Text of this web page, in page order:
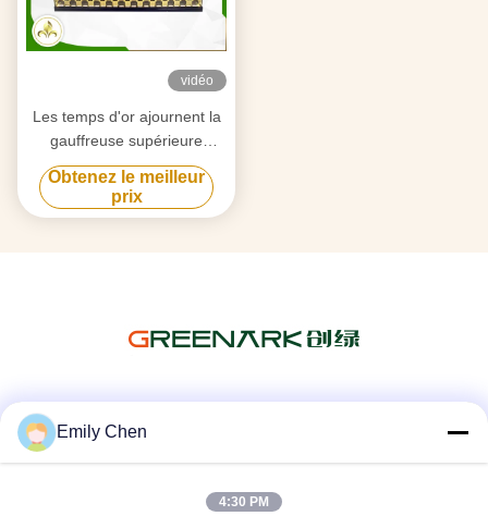
vidéo
Les temps d'or ajournent la
gauffreuse supérieure
Teppan Yaki grillent l'acier
inoxydable 304/matériel
acier allié
Obtenez le meilleur
prix
Emily Chen
4:30 PM